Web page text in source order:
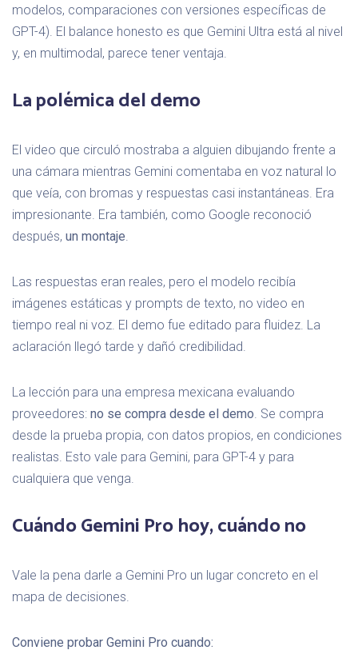
modelos, comparaciones con versiones específicas de
GPT-4). El balance honesto es que Gemini Ultra está al nivel
y, en multimodal, parece tener ventaja.
La polémica del demo
El video que circuló mostraba a alguien dibujando frente a
una cámara mientras Gemini comentaba en voz natural lo
que veía, con bromas y respuestas casi instantáneas. Era
impresionante. Era también, como Google reconoció
después, un montaje
Las respuestas eran reales, pero el modelo recibía
imágenes estáticas y prompts de texto, no video en
tiempo real ni voz. El demo fue editado para fluidez. La
aclaración llegó tarde y dañó credibilidad.
La lección para una empresa mexicana evaluando
proveedores: no se compra desde el demo . Se compra
desde la prueba propia, con datos propios, en condiciones
realistas. Esto vale para Gemini, para GPT-4 y para
cualquiera que venga.
Cuándo Gemini Pro hoy, cuándo no
Vale la pena darle a Gemini Pro un lugar concreto en el
mapa de decisiones.
Conviene probar Gemini Pro cuando: